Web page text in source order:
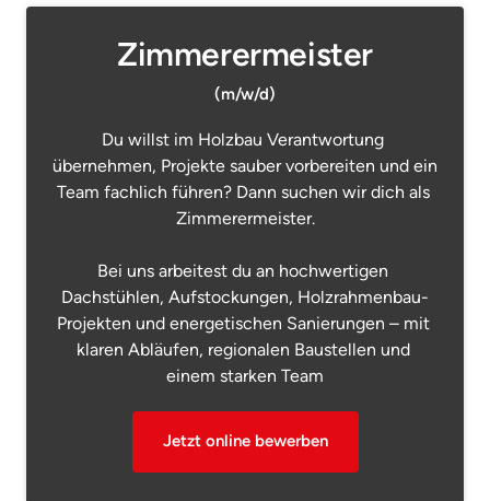
Zimmerermeister
(m/w/d)
Du willst im Holzbau Verantwortung
übernehmen, Projekte sauber vorbereiten und ein
Team fachlich führen? Dann suchen wir dich als
Zimmerermeister.
Bei uns arbeitest du an hochwertigen
Dachstühlen, Aufstockungen, Holzrahmenbau-
Projekten und energetischen Sanierungen – mit
klaren Abläufen, regionalen Baustellen und
einem starken Team
Jetzt online bewerben